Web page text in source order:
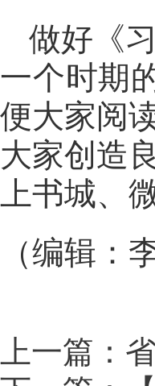
做好《
一个时期
便大家阅
大家创造
上书城、
（编辑
上一篇：